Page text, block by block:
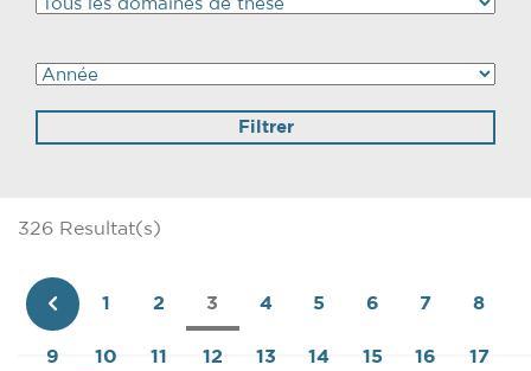
326 Resultat(s)
Page
1 2 3 4 5 6 7 8
9 10 11 12 13 14 15 16 17